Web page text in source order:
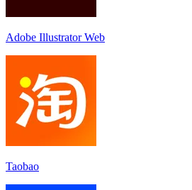
Adobe Illustrator Web
Taobao